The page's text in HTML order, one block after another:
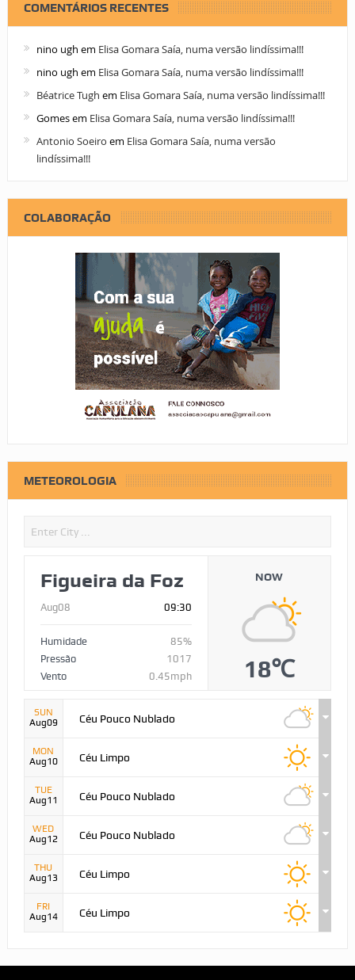
COMENTÁRIOS RECENTES
nino ugh em Elisa Gomara Saía, numa versão lindíssima!!!
nino ugh em Elisa Gomara Saía, numa versão lindíssima!!!
Béatrice Tugh em Elisa Gomara Saía, numa versão lindíssima!!!
Gomesem Elisa Gomara Saía, numa versão lindíssima!!!
Antonio Soeiro em Elisa Gomara Saía, numa versão
lindíssima!!!
COLABORAÇÃO
METEOROLOGIA
Figueira da Foz
Aug08 09:30
Humidade
85%
Pressão
1017
Vento
0.45mph
NOW
18℃
SUN
Aug09
Céu Pouco Nublado
MON
Aug10
Céu Limpo
TUE
Aug11
Céu Pouco Nublado
WED
Aug12
Céu Pouco Nublado
THU
Aug13
Céu Limpo
FRI
Aug14
Céu Limpo